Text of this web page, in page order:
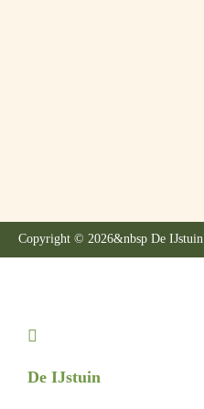
Copyright © 2026&nbsp De IJstuin
De IJstuin